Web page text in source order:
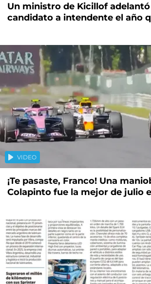
Un ministro de Kicillof adelantó
candidato a intendente el año
VIDEO
¡Te pasaste, Franco! Una
Colapinto fue la mejor de julio